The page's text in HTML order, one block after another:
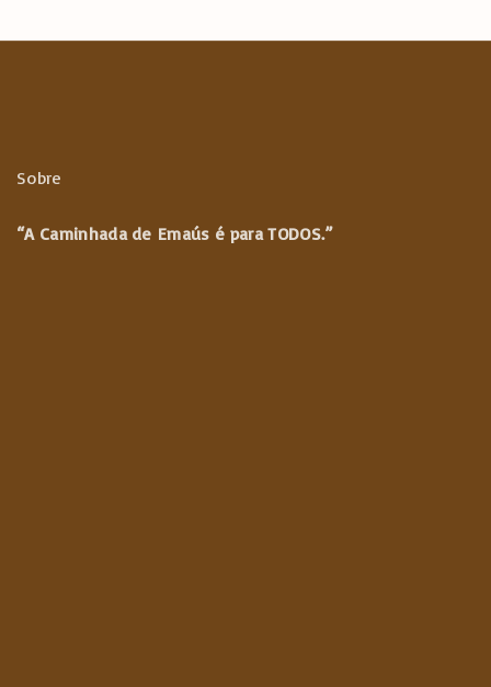
o r
A a
Sobre
“A Caminhada de Emaús é para TODOS.”